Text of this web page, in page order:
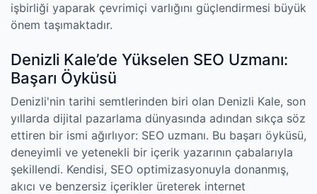
işbirliği yaparak çevrimiçi varlığını güçlendirmesi büyük
önem taşımaktadır.
Denizli Kale’de Yükselen SEO Uzmanı:
Başarı Öyküsü
Denizli'nin tarihi semtlerinden biri olan Denizli Kale, son
yıllarda dijital pazarlama dünyasında adından sıkça söz
ettiren bir ismi ağırlıyor: SEO uzmanı. Bu başarı öyküsü,
deneyimli ve yetenekli bir içerik yazarının çabalarıyla
şekillendi. Kendisi, SEO optimizasyonuyla donanmış,
akıcı ve benzersiz içerikler üreterek internet